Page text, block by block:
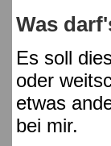
Was
Es soll
oder
etwas
bei mir.